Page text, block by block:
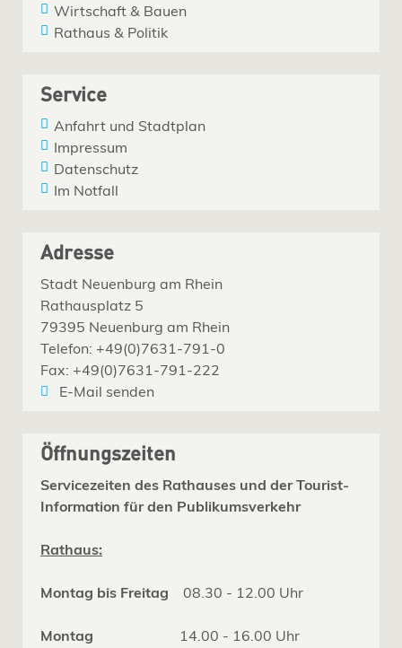
Wirtschaft & Bauen
Rathaus & Politik
Service
Anfahrt und Stadtplan
Impressum
Datenschutz
Im Notfall
Adresse
Stadt Neuenburg am Rhein
Rathausplatz 5
79395 Neuenburg am Rhein
Telefon: +49(0)7631-791-0
Fax: +49(0)7631-791-222
E-Mail senden
Öffnungszeiten
Servicezeiten des Rathauses und der Tourist-
Information für den Publikumsverkehr
Rathaus:
Montag bis Freitag 08.30 - 12.00 Uhr
Montag 14.00 - 16.00 Uhr